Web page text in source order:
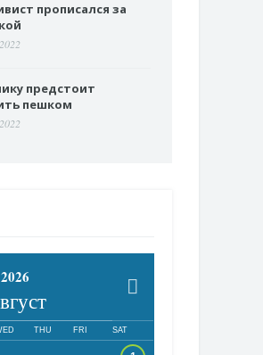
прописался за
предстоит
пешком
2026
THU FRI SAT